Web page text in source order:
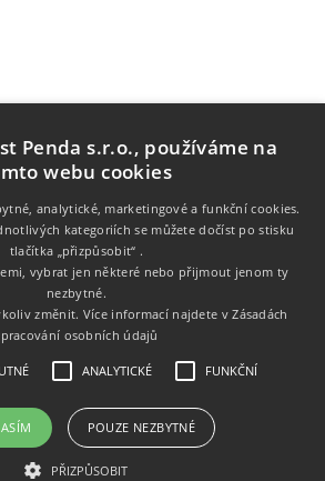
Informace
Zákaznický servis
Tonery.cz. Všechna práva vyhrazena.
Penda s.r.o., používáme na
webu cookies
analytické, marketingové a funkční cookies.
kategoriích se můžete dočíst po stisku
tlačítka „přizpůsobit“ .
vybrat jen některé nebo přijmout jenom ty
nezbytné.
změnit. Více informací najdete vZásadách
osobních údajů
ANALYTICKÉ FUNKČNÍ
POUZE NEZBYTNÉ
PŘIZPŮSOBIT